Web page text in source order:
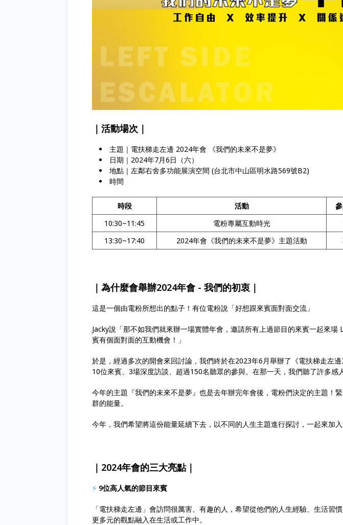
｜活動場次｜
主題｜電扶梯走左邊 2024年會 《我們的未來不是夢》
日期｜2024年7月6日（六）
地點｜左鄰右舍多功能展演空間 (台北市中山區明水路569號B2)
時間
時段 活動
10:30~11:45
電粉專屬互動時光
13:30~17:40
2024年會《我們的未來不是夢》主題活動
｜為什麼會舉辦2024年會 - 我們的初衷｜
這是一個由電粉所想出的點子！有位電粉說「好想跟來賓面對面交流」
Jacky說「那不如我們就來辦一場實體年會，邀請所有上過節目的來賓一起來場
賓有個面對面的互動機會！」
於是，經過多次的開會來回討論，我們終於在2023年6月舉辦了《電扶梯走左
10位來賓、3場深度訪談、超過150名聽眾的參與。在那一天，我們聽了許多感
今年的主題『我們的未來不是夢』也是去年辦完年會後，電粉們決定的主題！
群的能量。
今年，我們希望將這份能量延續下去，以不同的人生主題進行探討，一起來加
｜2024年會的三大亮點｜
⚡ 9位高人氣的節目來賓
「電扶梯走左邊」會訪問很厲害、有趣的人，希望從他們的人生經驗、生活習
更多元的觀點融入在生活或工作中。